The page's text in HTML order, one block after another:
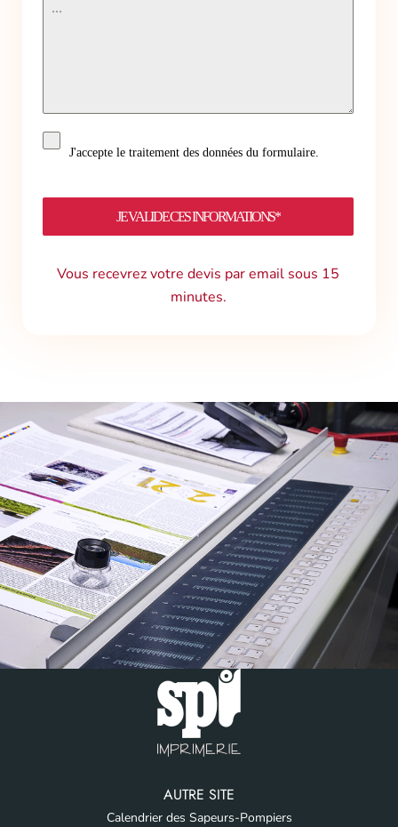
J'accepte le traitement des données du formulaire.
JE VALIDE CES INFORMATIONS*
Vous recevrez votre devis par email sous 15
minutes.
AUTRE SITE
Calendrier des Sapeurs-Pompiers